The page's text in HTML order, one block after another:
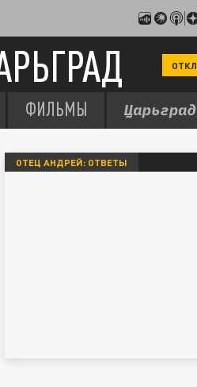
ФИЛЬМЫ
ОТЕЦ АНДРЕЙ: ОТВЕТЫ